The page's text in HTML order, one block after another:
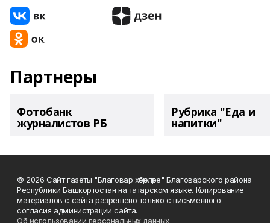
Партнеры
Фотобанк
журналистов РБ
Рубрика "Еда и
напитки"
© 2026 Сайт газеты "Благовар хәбәрләре" Благоварского района
Республики Башкортостан на татарском языке. Копирование
материалов с сайта разрешено только с письменного
согласия администрации сайта.
Об использовании персональных данных